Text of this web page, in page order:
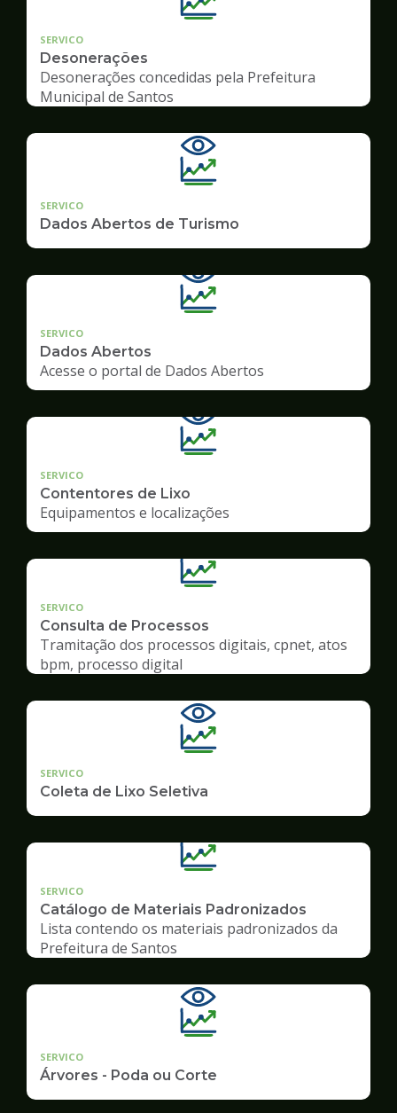
SERVICO
Desonerações
Desonerações concedidas pela Prefeitura
Municipal de Santos
SERVICO
Dados Abertos de Turismo
SERVICO
Dados Abertos
Acesse o portal de Dados Abertos
SERVICO
Contentores de Lixo
Equipamentos e localizações
SERVICO
Consulta de Processos
Tramitação dos processos digitais, cpnet, atos
bpm, processo digital
SERVICO
Coleta de Lixo Seletiva
SERVICO
Catálogo de Materiais Padronizados
Lista contendo os materiais padronizados da
Prefeitura de Santos
SERVICO
Árvores - Poda ou Corte